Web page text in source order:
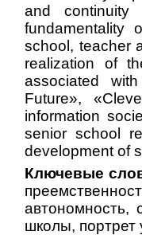
and
fundamentality
school, teacher
realization of
associated
Future»,
information
senior school
development of
Ключевые
автономность,
школы, портрет